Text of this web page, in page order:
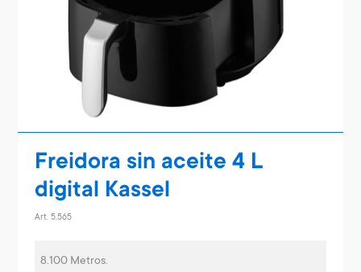
Freidora sin aceite 4 L
digital Kassel
Art. 5.565
8.100 Metros.